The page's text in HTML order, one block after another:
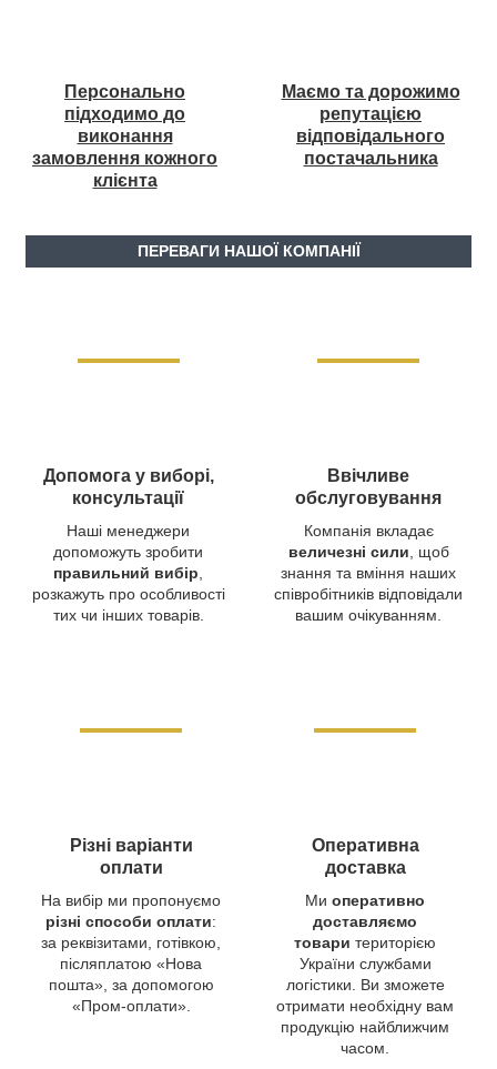
Персонально
підходимо до
виконання
замовлення кожного
клієнта
Маємо та дорожимо
репутацією
відповідального
постачальника
ПЕРЕВАГИ НАШОЇ КОМПАНІЇ
Допомога у виборі,
консультації
Ввічливе
обслуговування
Наші менеджери
допоможуть зробити
правильний вибір
розкажуть про особливості
тих чи інших товарів.
Компанія вкладає
величезні сили , щоб
знання та вміння наших
співробітників відповідали
вашим очікуванням.
Різні варіанти
оплати
Оперативна
доставка
На вибір ми пропонуємо
різні способи оплати:
за реквізитами, готівкою,
післяплатою «Нова
пошта», за допомогою
«Пром-оплати».
Ми оперативно
доставляємо
товари територією
України службами
логістики. Ви зможете
отримати необхідну вам
продукцію найближчим
часом.